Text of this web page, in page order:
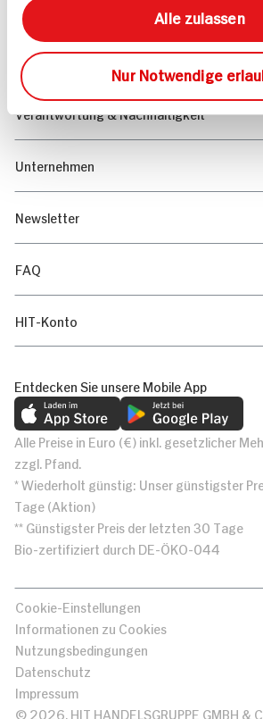
Alle zulassen
Nur Notwendige
Marktfinder
Unser Magazin
Verantwortung & Nachhaltigkeit
Unternehmen
Newsletter
FAQ
HIT-Konto
Entdecken Sie unsere Mobile App
Alle Preise in Euro (€) inkl. gesetzlicher
zzgl. Pfand.
* Wiederholt günstig: Unser günstigster
Tage (Aktion)
** Günstigster Preis der letzten 30 Tage
Bio-zertifiziert durch DE-ÖKO-044
Cookie-Einstellungen
Informationen zu Cookies
Nutzungsbedingungen
Datenschutz
Impressum
© 2026, HIT HANDELSGRUPPE GMBH &